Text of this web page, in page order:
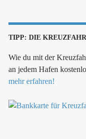
TIPP: DIE
Wie du mit der
an jedem Hafen
mehr erfahren!